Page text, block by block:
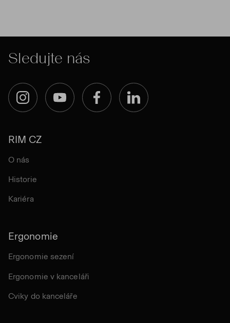
Sledujte nás
InstagramYouTube FacebookLinkedIn
RIM CZ
O nás
Historie
Kariéra
Ergonomie
Ergonomie sezení
Ergonomie v kanceláři
Cviky do kanceláře